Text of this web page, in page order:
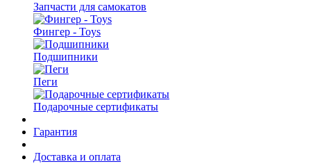
Запчасти для самокатов
Фингер - Toys
Подшипники
Пеги
Подарочные сертификаты
Гарантия
Доставка и оплата